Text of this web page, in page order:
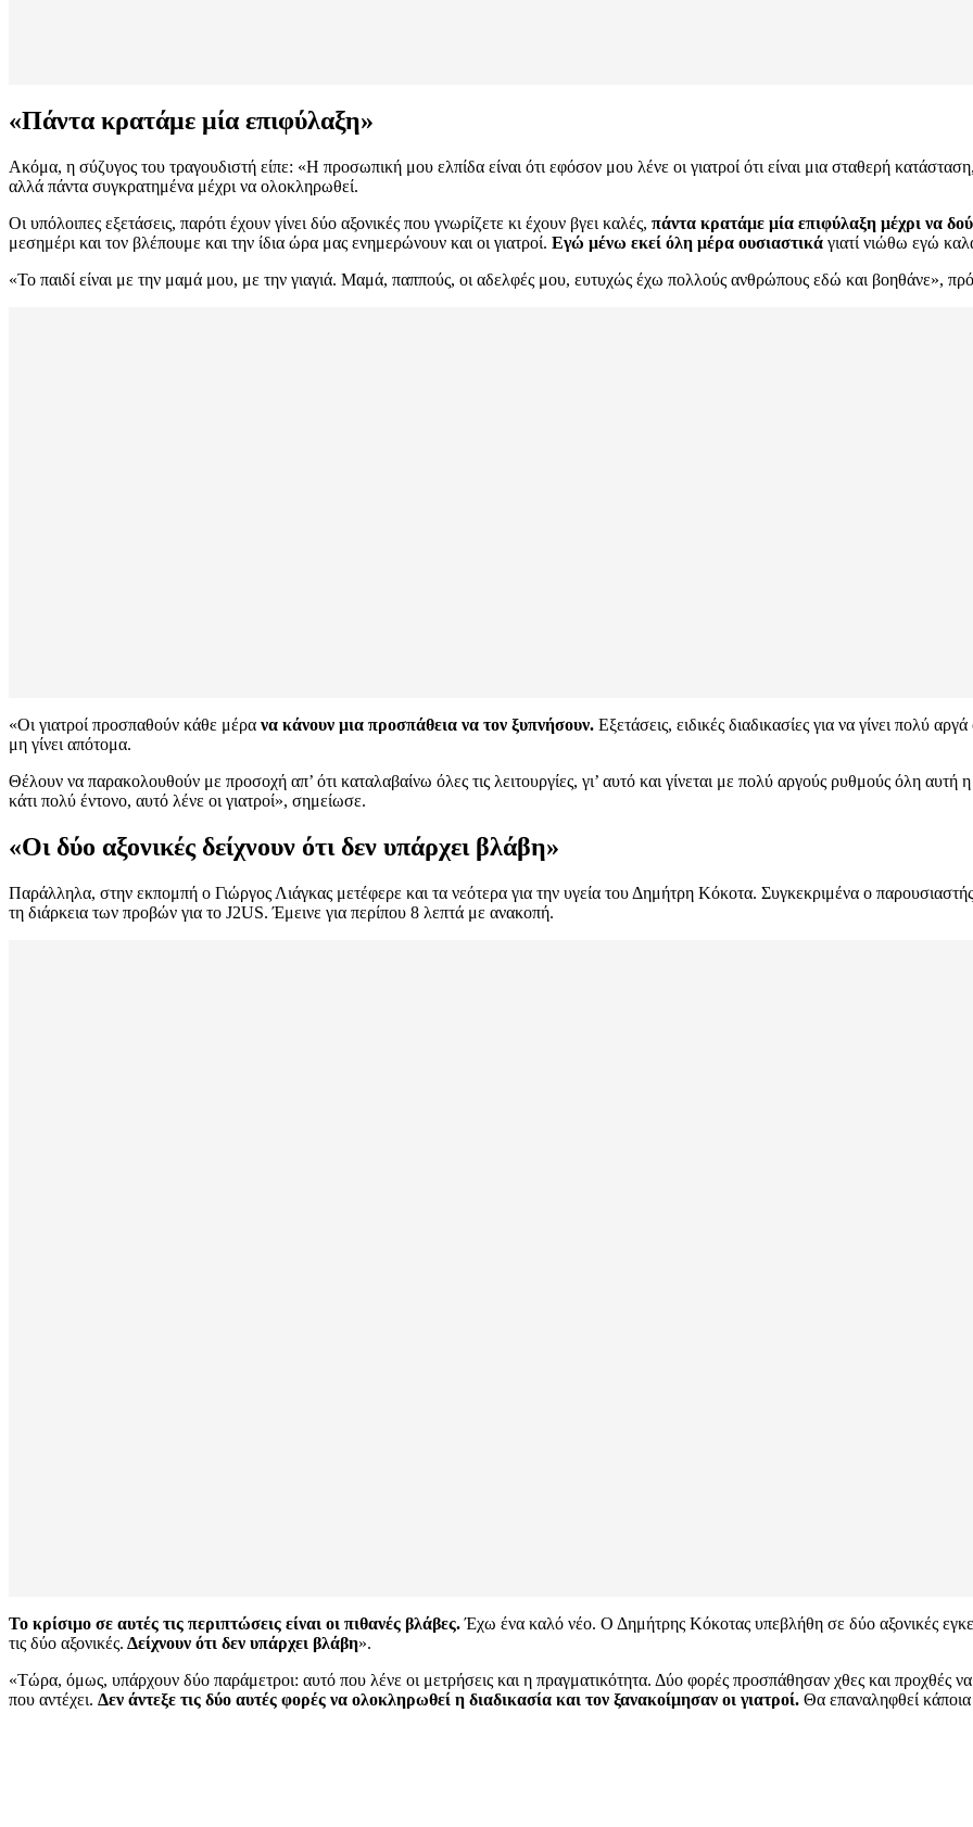
«Πάντα κρατάμε μία επιφύλαξη»
Ακόμα, η σύζυγος του τραγουδιστή είπε: «Η προσωπική μου ελπίδα είναι ότι εφόσον μου λένε οι γιατροί ότι είναι μια σταθερή κατάσταση,
αλλά πάντα συγκρατημένα μέχρι να ολοκληρωθεί.
Οι υπόλοιπες εξετάσεις, παρότι έχουν γίνει δύο αξονικές που γνωρίζετε κι έχουν βγει καλές, πάντα κρατάμε μία επιφύλαξη μέχρι να
μεσημέρι και τον βλέπουμε και την ίδια ώρα μας ενημερώνουν και οι γιατροί. Εγώ μένω εκεί όλη μέρα ουσιαστικά γιατί νιώθω εγώ
«Το παιδί είναι με την μαμά μου, με την γιαγιά. Μαμά, παππούς, οι αδελφές μου, ευτυχώς έχω πολλούς ανθρώπους εδώ και βοηθάνε»,
«Οι γιατροί προσπαθούν κάθε μέρα να κάνουν μια προσπάθεια να τον ξυπνήσουν. Εξετάσεις, ειδικές διαδικασίες για να γίνει πολύ
μη γίνει απότομα.
Θέλουν να παρακολουθούν με προσοχή απ’ ότι καταλαβαίνω όλες τις λειτουργίες, γι’ αυτό και γίνεται με πολύ αργούς ρυθμούς όλη αυτή
κάτι πολύ έντονο, αυτό λένε οι γιατροί», σημείωσε.
«Οι δύο αξονικές δείχνουν ότι δεν υπάρχει βλάβη»
Παράλληλα, στην εκπομπή ο Γιώργος Λιάγκας μετέφερε και τα νεότερα για την υγεία του Δημήτρη Κόκοτα. Συγκεκριμένα ο
τη διάρκεια των προβών για το J2US. Έμεινε για περίπου 8 λεπτά με ανακοπή.
Το κρίσιμο σε αυτές τις περιπτώσεις είναι οι πιθανές βλάβες.Έχω ένα καλό νέο. Ο Δημήτρης Κόκοτας υπεβλήθη σε δύο αξονικές
τις δύο αξονικές. Δείχνουν ότι δεν υπάρχει βλάβη».
«Τώρα, όμως, υπάρχουν δύο παράμετροι: αυτό που λένε οι μετρήσεις και η πραγματικότητα. Δύο φορές προσπάθησαν χθες και προχθές να
που αντέχει. Δεν άντεξε τις δύο αυτές φορές να ολοκληρωθεί η διαδικασία και τον ξανακοίμησαν οι γιατροί. Θα επαναληφθεί